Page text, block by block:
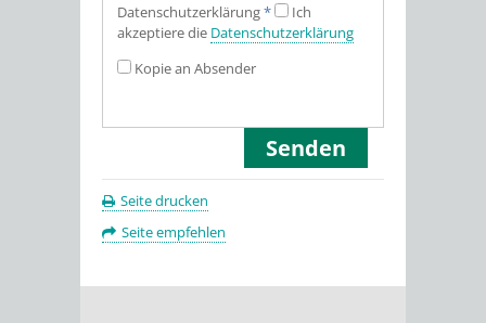
Datenschutz­erklärung*
Ich
akzeptiere die Datenschutz­erklärung
Kopie an Absender
Seite drucken
Seite empfehlen